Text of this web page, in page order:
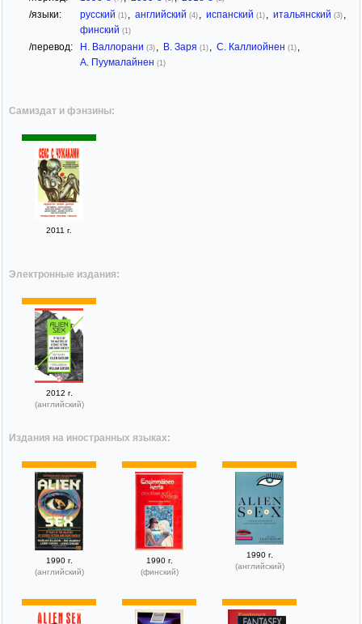
/языки: русский (1) английский (4) испанский (1) итальянский (3)
финский (1)
/перевод: Н. Валлорани (3) В. Заря (1) С. Каллиойнен (1)
А. Пуумалайнен (1)
Самиздат и фэнзины:
2011 г.
Электронные издания:
2012 г.
(английский)
Издания на иностранных языках:
1990 г.
(английский)
1990 г.
(финский)
1990 г.
(английский)